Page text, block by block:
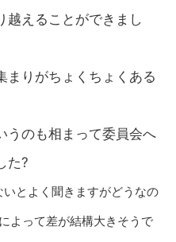
越えることができまし
まりがちょくちょくある
うのも相まって委員会へ
た?
とよく聞きますがどうなの
よって差が結構大きそうで